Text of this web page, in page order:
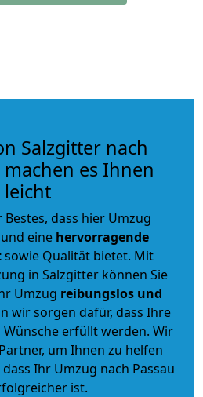
Salzgitter nach
machen es Ihnen
leicht
dass hier Umzug
und eine hervorragende
sowie Qualität bietet. Mit
in Salzgitter können Sie
Umzug reibungslos und
wir sorgen dafür, dass Ihre
erfüllt werden. Wir
um Ihnen zu helfen
Ihr Umzug nach Passau
ist.